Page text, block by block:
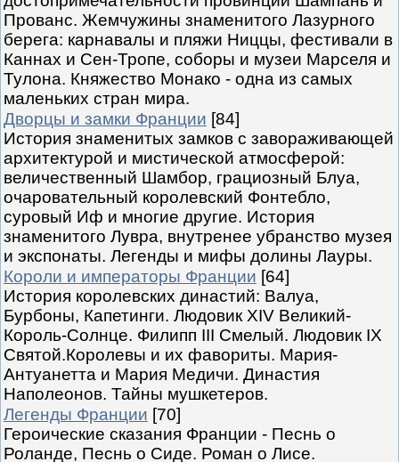
Прованс. Жемчужины знаменитого Лазурного
берега: карнавалы и пляжи Ниццы, фестивали в
Каннах и Сен-Тропе, соборы и музеи Марселя и
Тулона. Княжество Монако - одна из самых
маленьких стран мира.
Дворцы и замки Франции [84]
История знаменитых замков с завораживающей
архитектурой и мистической атмосферой:
величественный Шамбор, грациозный Блуа,
очаровательный королевский Фонтебло,
суровый Иф и многие другие. История
знаменитого Лувра, внутренее убранство музея
и экспонаты. Легенды и мифы долины Лауры.
Короли и императоры Франции [64]
История королевских династий: Валуа,
Бурбоны, Капетинги. Людовик XIV Великий-
Король-Солнце. Филипп III Смелый. Людовик IX
Святой.Королевы и их фавориты. Мария-
Антуанетта и Мария Медичи. Династия
Наполеонов. Тайны мушкетеров.
Легенды Франции [70]
Героические сказания Франции - Песнь о
Роланде, Песнь о Сиде. Роман о Лисе.